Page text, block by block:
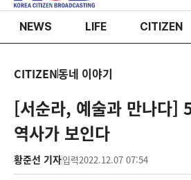
NEWS LIFE CITIZEN
CITIZEN동네 이야기
[서순라, 예술과 만나다]
역사가 보인다
황준선 기자입력2022.12.07 07:54